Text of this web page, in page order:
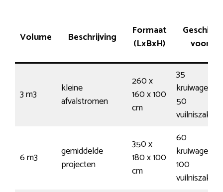
Volume Beschrijving
Formaat
(LxBxH)
Geschikt
voor
3 m3
kleine
afvalstromen
260 x
160 x 100
cm
35
kruiwagens /
50
6 m3
gemiddelde
projecten
350 x
180 x 100
cm
60
kruiwagens /
100